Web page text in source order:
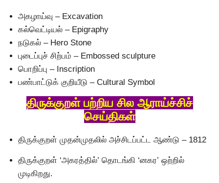
அகழாய்வு – Excavation
கல்வெட்டியல் – Epigraphy
நடுகல் – Hero Stone
புடைப்புச் சிற்பம் – Embossed sculpture
பொறிப்பு – Inscription
பண்பாட்டுக் குறியீடு – Cultural Symbol
திருக்குறள் பற்றிய சில ஆராய்ச்சிச்
செய்திகள்
திருக்குறள் முதன்முதலில் அச்சிடப்பட்ட ஆண்டு – 1812
திருக்குறள் ‘அகரத்தில்’ தொடங்கி ‘னகர’ ஒற்றில்
முடிகிறது.